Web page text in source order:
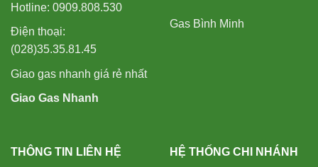
Hotline: 0909.808.530
Điện thoại:
(028)35.35.81.45
Giao gas nhanh giá rẻ nhất
Giao Gas Nhanh
Gas Bình Minh
THÔNG TIN LIÊN HỆ
HỆ THỐNG CHI NHÁNH